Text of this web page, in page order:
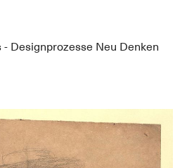
Designprozesse Neu Denken